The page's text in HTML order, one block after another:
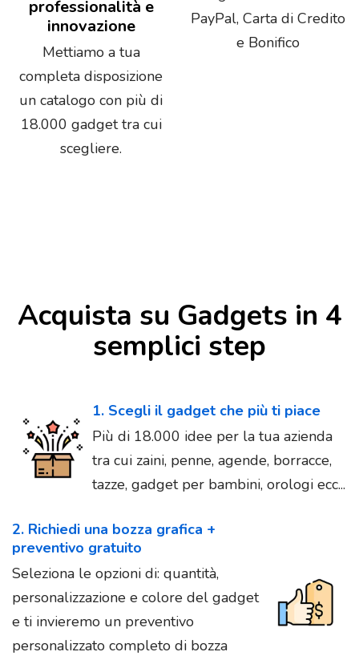
professionalità e
innovazione
Mettiamo a tua
completa disposizione
un catalogo con più di
18.000 gadget tra cui
scegliere.
PayPal, Carta di Credito
e Bonifico
Acquista su Gadgets in 4
semplici step
1. Scegli il gadget che più ti piace
Più di 18.000 idee per la tua azienda
tra cui zaini, penne, agende, borracce,
tazze, gadget per bambini, orologi ecc...
2. Richiedi una bozza grafica +
preventivo gratuito
Seleziona le opzioni di: quantità,
personalizzazione e colore del gadget
e ti invieremo un preventivo
personalizzato completo di bozza